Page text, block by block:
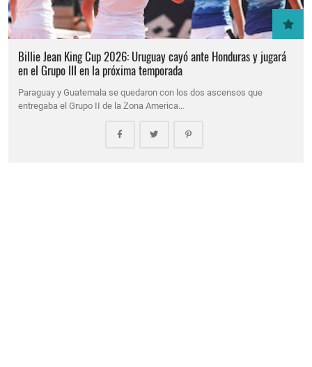
Billie Jean King Cup 2026: Uruguay cayó ante Honduras y jugará
en el Grupo III en la próxima temporada
Paraguay y Guatemala se quedaron con los dos ascensos que
entregaba el Grupo II de la Zona America…